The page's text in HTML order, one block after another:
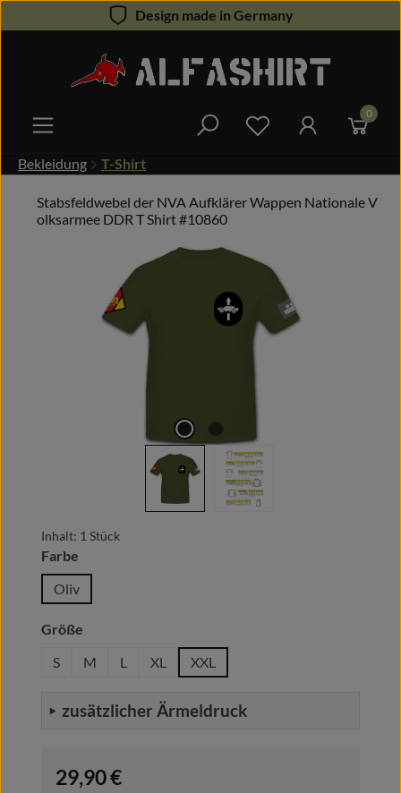
Zum Hauptinhalt springenDesign made in Germany
Du hast 0 0
Bekleidung T-Shirt
Stabsfeldwebel der NVA Aufklärer Wappen Nationale V
olksarmee DDR T Shirt #10860
Bildergalerie überspringen
Inhalt: 1 Stück
Farbe
Oliv
Größe
S
M L XL XXL
zusätzlicher Ärmeldruck
Regulärer Preis:
29,90 €